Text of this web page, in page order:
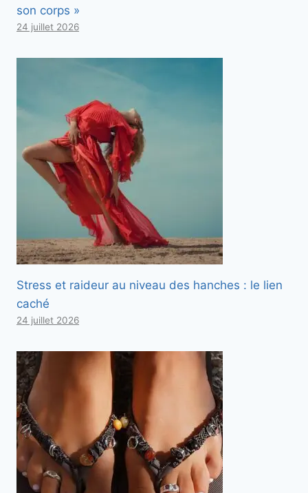
son corps »
24 juillet 2026
Stress et raideur au niveau des hanches : le lien
caché
24 juillet 2026